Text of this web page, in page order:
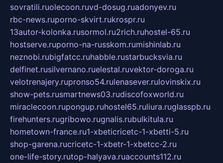
sovratili.ruolecoon.ruvd-dosug.ruadonyev.ru
rbc-news.ruporno-skvirt.rukrospr.ru
13autor-kolonka.rusormol.ru2rich.ruhostel-65.ru
hostserve.ruporno-na-russkom.rumishinlab.ru
neznobi.rubigfatcc.ruhabble.rustarbucksvia.ru
delfinet.rusilvernano.ruelestal.ruvektor-doroga.ru
velotrenajery.rupronso54.rulenasever.rulovinskix.ru
show-pets.rusmartnews03.rudiscofoxworld.ru
miraclecoon.rupongup.ruhostel65.ruliura.ruglasspb.ru
firehunters.rugribowo.rugnalis.rubulkitula.ru
hometown-france.ru1-xbeticricetc-1-xbetti-5.ru
shop-garena.rucricetc-1-xbetr-1-xbetcc-2.ru
one-life-story.rutop-halyava.ruaccounts112.ru